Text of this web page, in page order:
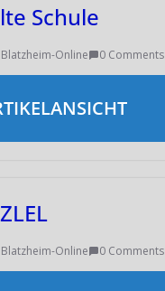
Schule
Blatzheim-Online 0 Comments
Blatzheim-Online 0 Comments